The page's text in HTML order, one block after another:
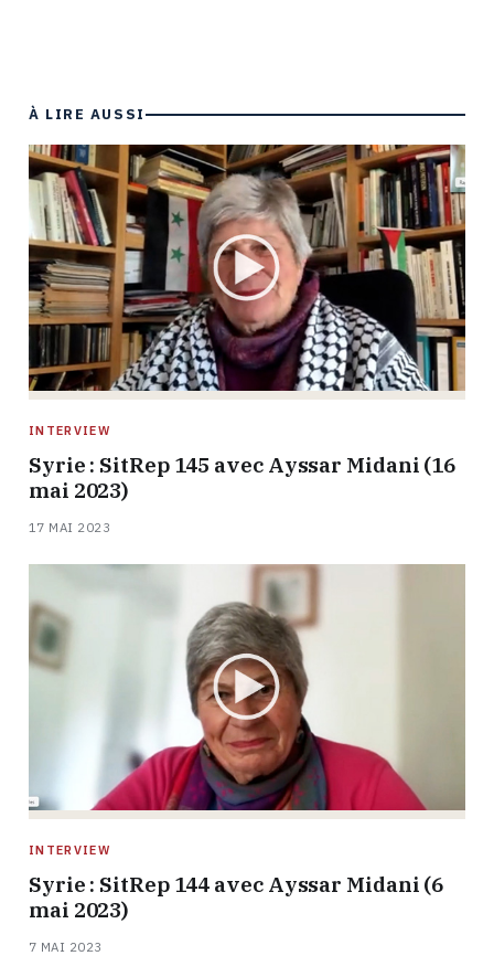
À LIRE AUSSI
INTERVIEW
Syrie : SitRep 145 avec Ayssar Midani (16
mai 2023)
17 MAI 2023
INTERVIEW
Syrie : SitRep 144 avec Ayssar Midani (6
mai 2023)
7 MAI 2023